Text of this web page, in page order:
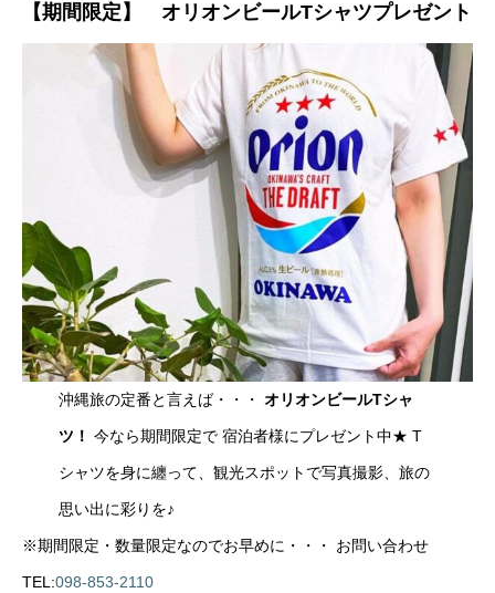
【期間限定】 オリオンビールTシャツプレゼント
沖縄旅の定番と言えば・・・ オリオンビールTシャ
ツ！ 今なら期間限定で 宿泊者様にプレゼント中★ T
シャツを身に纏って、観光スポットで写真撮影、旅の
思い出に彩りを♪
※期間限定・数量限定なのでお早めに・・・ お問い合わせ
TEL:098-853-2110